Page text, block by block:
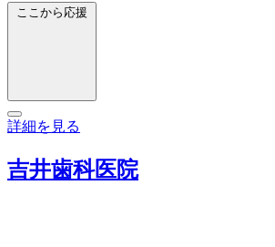
ここから応援
詳細を見る
吉井歯科医院